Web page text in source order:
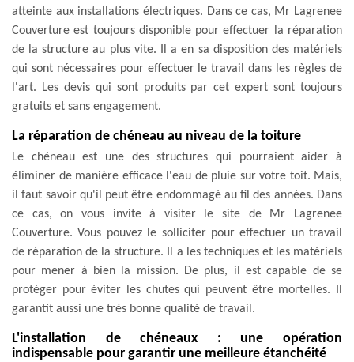
atteinte aux installations électriques. Dans ce cas, Mr Lagrenee
Couverture est toujours disponible pour effectuer la réparation
de la structure au plus vite. Il a en sa disposition des matériels
qui sont nécessaires pour effectuer le travail dans les règles de
l'art. Les devis qui sont produits par cet expert sont toujours
gratuits et sans engagement.
La réparation de chéneau au niveau de la toiture
Le chéneau est une des structures qui pourraient aider à
éliminer de manière efficace l'eau de pluie sur votre toit. Mais,
il faut savoir qu'il peut être endommagé au fil des années. Dans
ce cas, on vous invite à visiter le site de Mr Lagrenee
Couverture. Vous pouvez le solliciter pour effectuer un travail
de réparation de la structure. Il a les techniques et les matériels
pour mener à bien la mission. De plus, il est capable de se
protéger pour éviter les chutes qui peuvent être mortelles. Il
garantit aussi une très bonne qualité de travail.
L'installation de chéneaux : une opération
indispensable pour garantir une meilleure étanchéité